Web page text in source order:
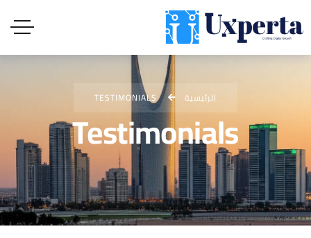
الرئيسية TESTIMONIALS
Testimonials